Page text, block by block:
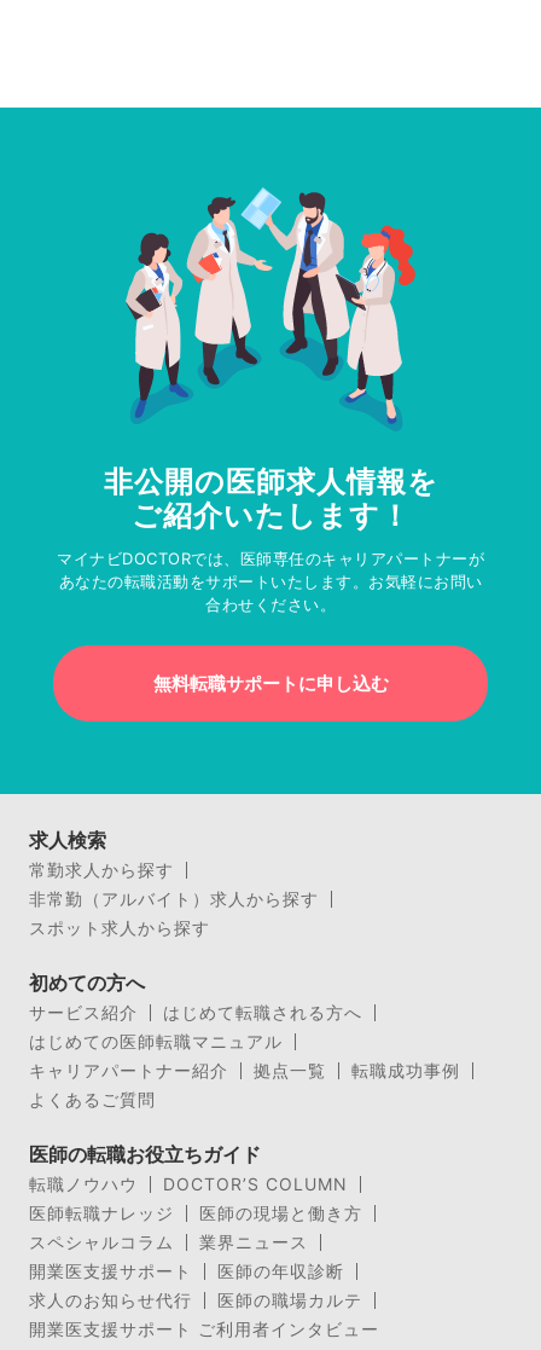
非公開の医師求人情報を
ご紹介いたします！
マイナビDOCTORでは、医師専任のキャリアパートナーが
あなたの転職活動をサポートいたします。お気軽にお問い
合わせください。
無料転職サポートに申し込む
求人検索
常勤求人から探す
非常勤（アルバイト）求人から探す
スポット求人から探す
初めての方へ
サービス紹介
はじめて転職される方へ
はじめての医師転職マニュアル
キャリアパートナー紹介
拠点一覧
転職成功事例
よくあるご質問
医師の転職お役立ちガイド
転職ノウハウ
DOCTOR’S COLUMN
医師転職ナレッジ
医師の現場と働き方
スペシャルコラム
業界ニュース
開業医支援サポート
医師の年収診断
求人のお知らせ代行
医師の職場カルテ
開業医支援サポート ご利用者インタビュー